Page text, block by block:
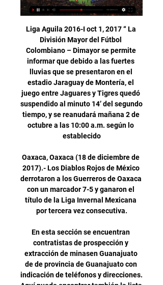
Liga Aguila 2016-I oct 1, 2017 “ La División Mayor del Fútbol Colombiano – Dimayor se permite informar que debido a las fuertes lluvias que se presentaron en el estadio Jaraguay de Montería, el juego entre Jaguares y Tigres quedó suspendido al minuto 14’ del segundo tiempo, y se reanudará mañana 2 de octubre a las 10:00 a.m. según lo establecido

Oaxaca, Oaxaca (18 de diciembre de 2017).- Los Diablos Rojos de México derrotaron a los Guerreros de Oaxaca con un marcador 7-5 y ganaron el título de la Liga Invernal Mexicana por tercera vez consecutiva.

En esta sección se encuentran contratistas de prospección y extracción de minasen Guanajuato de de provincia de Guanajuato con indicación de teléfonos y direcciones. Aquí puede encontrar también la lista completa de productos y servicios con precios. Para dar de …

RB Leipzig - Real Madrid: horario y dónde ver en TV y ' hace 11 horas — Vídeos · Álbumes. Verticales. Área de usuario. Suscríbete; Iniciar sesión El partido RB Leipzig - Real Madrid, ida de los octavos de final de ...

Atlético Junior recibirá este jueves al Deportivo Cali, en el juego de vuelta de los cuartos de final de la Copa Colombia. El cuadro vallecaucano tiene la ventaja en esta serie con un 2-1 que tiene abierta la serie. El encuentro se disputará a partir de las 8:15 p.m., y tendrá transmisión en

Deportes Final para la ilusión copera de Capiatá 23 de febrero de 2017 Deportivo Capiatá no pudo replicar la buena actuación que hizo en Curitiba la semana pasada y terminó cayendo 1-0 ante Atlético Paranaense.

River Plate clasificó a la segunda fase de la Copa Paraguay tras derrotar 2-1 a Presidente Hayes, equipo de la Primera División B. El equipo de Tacumbú comenzó ganando el partido pero no pudo aguantar y en los últimos diez minutos se vinieron los dos goles del Kelito, uno de ellos un golazo de tiro libre de Brahian Ayala.

En vivo RB Leipzig - Real Madrid vídeo del partido En vivo R hace 8 horas — hace 8 horas — Este martes en Alemania, el conjunto merengue jugará ante el alemán el partido RB Leipzig vs. Real Madrid en vivo, ...

Nueva Chicago empató esta tarde en Mataderos 1-1 ante Estudiantes de Río Cuarto, en un partido por la séptima fecha de la Zona A de la Primera Nacional, que sobre el final regaló las emociones de los goles. El gol de Chicago fue convertido a los 37m. del segundo tiempo por el delantero Mauricio

El Helvetia Anaitasuna está camino de Benidorm donde le espera el conjunto alicantino este sábado (19 horas) en partido de la liga asobal. Un partido de difícil mentalización para los navarros ya que tiene la permanencia casi asegurada y la mente puesta en la semifinal de la Copa del Rey ante el Naturhouse en Pamplona el sábado 7 de mayo.

La Línea Aérea Mérida Internacional de Aviación, C.A. (Lamia), es una empresa fundada en Mérida, Venezuela, en 2009. Solicitó permiso para operar desde Bolivia en 2014, y se especializa en traslados charter. De hecho, recientemente las selecciones de Venezuela y Argentina la usaron para sus respectivos traslados.

Después del triunfo del FC Barcelona por 0-1 contra el Athletic de Bilbao, así han jugado los futbolistas de Luis Enrique en su segundo partido de la Liga Santander 2016-17, contra los vascos en San Mamés.

En directo RB Leipzig-Real Madrid vídeo del partido hace 3 horas — ️RB Leipzig vs Real Madrid⚽️|Dónde Ver El Partido EN VIVO 1:38En este video les muestro toda la información de los horarios y donde podrán ver en ...

Próximos partidos de futbol de Atlético Levante Unión Deportiva contra Club Deportivo Ebro. Consulta todos los partidos de fútbol del equipo Atlético Levante Unión Deportiva jugados contra el equipo Club Deportivo Ebro

RB Leipzig - Real Madrid: TV, hora, dónde y cómo ver la hace 8 horas — Tras el choque, podrás leer la crónica, las declaraciones de los protagonistas, el resumen del partido en vídeo y las noticias más destacadas.

Red Bull Leipzig Leipzig Real Madrid vídeo del partido hace 10 horas — Red Bull Leipzig Leipzig Real Madrid vídeo del partido Champions League: RB Leipzig - Real Madrid - OlyTV Spain 13/02/2024 En vivo Tertulia ...

4-Click en Apply to visit Canada as a tourist. 5-En la página Apply – Visit Canada as a tourist, más abajo, vas a encontrar Apply online for a visitor visa (1 – click para desplegar) (también Apply on paper, por si te interesa), y . 6-click en Determine your eligibility and apply online (2 -aplicar online para visa visitante).

Ver Alianza Lima vs Melgar en VIVO. Descentralizado de Perú: Ver partido entre Alianza Lima vs Melgar en vivo y en Directo por internet gratis ONLINE. Alianza Lima se enfrentará este domingo ante el Melgar de Arequipa por la fecha 22 del Torneo Descentralizado.

GRUPO IV SEGUNDA DIVISIÓN B Jornada cuatro REAL BALOMPÉDICA LINENSE 1 - D. BENITO 0 La recia Balona esta tarde noche lo ha pasado mal con el Don Benito, pero los tres puntos se han quedado en el Estadio Municipal de La Línea.

En el lado positivo, Celades ha podido recuperar durante el parón a Geoffrey Kondogbia, Carlos Soler y Kevin Gameiro y todos apuntan a la titularidad este sábado. En el caso del delantero francés, la duda es si compartirá titularidad con Maxi Gómez, que viene de jugar con la selección uruguaya con el cansancio acumulado que eso conlleva.

Antofagasta Arica Calama Chillan Chiloé Concepción Copiapo Curico Estacion Central Huechuraba Independencia Iquique La Calera La Florida La Reina La Serena Las Condes Linares Lo Barnechea Los Angeles Macul Maip.

Mira la infografía del Silivrispor vs Bursa Yildirim Spor - Sporticos.com - Estadísticas de fútbol en forma de infografías. Más de 60 ligas disponibles alrededor del mundo.

Comparador de cuotas Sebastian Baez Genaro Alberto Olivieri del 21/06/2019, disponibles en las mejores casas de apuestas para apostar en el Tenis

Match ends, Jaguares de Córdoba 0, Atlético Nacional 1. 90'+3' Second Half ends, Jaguares de Córdoba 0, Atlético Nacional 1. 90'+3' Attempt blocked. Jeison Lucumí (Atlético Nacional) right footed shot from the left side of the box is blocked. Assisted by Alexis Henríquez.

El Campeonato de Europa U20 femenino de baloncesto entra en su recta final con las eliminatorias de cuartos de final en Lanzarote. La invicta España superó a Italia (54-43), Hungría (48-89), República Checa (77-51), Bélgica (46-67), Holanda (63-49) y Portugal (44-59) en las dos primeras fases y ahora tendrá que refrendar sus aspiraciones.

Hoy (19-08-2019) estamos para relatar el partido en vivo CF America – Monarcas Morelia que se jugará a las 23:00. Falta poco para el encuentro y con nuestro equipo SteamingScore.Net estamos preparados para ofrecerles una en directo narración de alta calidad.

ANÁLISIS DEL LEIPZIG vs REAL MADRID - YouTube 13:21Análisis con Álvaro Martín y Javier Alberdi sobre el encuentro de octavos de final de la Champions League que disputará el Real Madrid en ...YouTube · kollins · Hace 3 horas

Llegó el gran día. Desde las 14:00 hora peruana, Liverpool y Tottenham disputarán la gran final de la Champions League. ‘Reds’ y ‘Spurs’ llegarán a esta gran final para no regalar nada, pues, mientras que uno quiere su sexta ‘Orejona’ en su historia, el otro, buscará su …

Chile y Venezuela se enfrentan en las Eliminatorias Sudamericanas del Mundial de Rusia 2018.. Hora y transmisión EN VIVO ‘La roja’ llega a este partido tras haber caído ante Argentina en el Estadio Monumental, un duelo que terminó 0-1 en contra de los dirigidos por Antonio Pizzi.

El Nacional - Fuerza Amarilla: Listas de transmisión en vivo (TV, streaming en vivo, radio) Este partido ha concluido Al pie encontrarás las listas originales de programación en vivo para este partido. transmisión en línea en vivo. Sling TV, Poipes. TV / Cable / Satelite.

Montevideo, 3 sep (EFE).- River Plate y Liverpool son los vigentes campeones de la Copa Libertadores de América y la Liga de Campeones de Europa, resp...

RB Leipzig vs Real Madrid: Champions League - YouTube 1:51Your browser can't play this video. Learn more RB Leipzig vs Real Madrid: Champions League. 174 views · 12 hours agoYouTube · Fox Deportes · Hace 19 horas

Jaguares vs Alianza Petrolera, en vivo online. Partido válido por la fecha 7 de la Liga Águila II 2019. Noticias, estadísticas, vídeos y mucho más.

[VER#] RB Leipzig Real M vídeo del partido Real Madrid | Group hace 10 horas — [VER#] RB Leipzig Real M vídeo del partido Real Madrid - RB Leipzig, resumen y goles en - ElDesmarque 13 febrero 2024 YouTube YouTube 1:51 ...

Una intensa sesión, con muchos ejercicios de balón, sirvió esta mañana para arrancar la pretemporada de la SD Huesca, que volvía a los entrenamientos después de las vacaciones estivales. Lo hizo en las renovadas instalaciones del Pirámide, donde Míchel Sánchez dirigió su primera sesión, de algo más de una hora de duración.

Bolívar recibe a Blooming en el estadio Hernando Siles, a las 20:00, en un partido crucial que definirá si igualan o pasan al puntero Nacional Potosí. El partido corresponde a la fecha 18 de la División Profesional del Torneo Apertura.

Puerto Varas derrota a Castro y encabeza la lucha por el cupo a la LNB. Y en la Isla Grande de Chiloé, el CDSC Puerto Varas obtuvo una trascendente victoria, sobre un rival directo en la lucha por el cupo que entrega Liga Saesa a la Liga Nacional de Básquetbol. El cuadro lacustre superó a …

Municipal Limeno - Alianza, résultat et score du match. Le match Municipal Limeno - Alianza en direct live du 03 avril 2019 à 23:30 (Primera División Clausura, Salvador) sur footlive.

Por la séptima fecha Sarmiento jugará este domingo a las 15.30h ante Deportivo Riestra. Empataron. mientras que Riestra se ubica séptimo con diez unidadades y llega a este partido luego de perder 3 a cero ante Villa Dálmine. Dálmine y Defensores de Belgrano dejaron puntos y no pudieron alcanzar la línea del líder. OPINÁ.

Xelajú MC, en el último minuto, empató 1-1 con Sanarate, en el estadio Mario Camposeco, y salva al equipo oriental del descenso a Primera División. Los C